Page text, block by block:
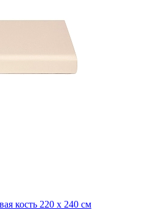
кость 220 х 240 см